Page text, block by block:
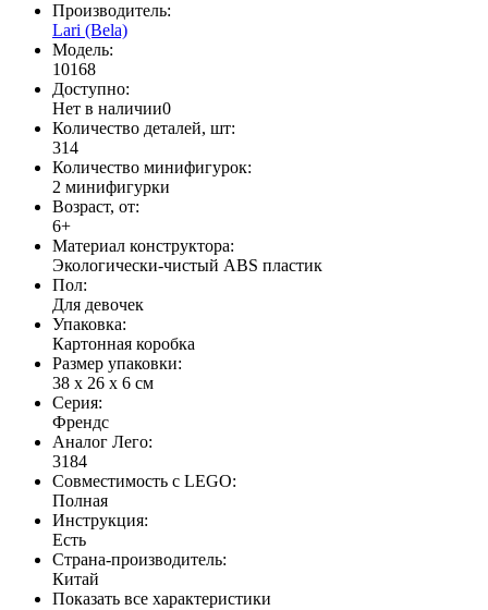
Производитель:
Lari (Bela)
Модель:
10168
Доступно:
Нет в наличии0
Количество деталей, шт:
314
Количество минифигурок:
2 минифигурки
Возраст, от:
6+
Материал конструктора:
Экологически-чистый ABS пластик
Пол:
Для девочек
Упаковка:
Картонная коробка
Размер упаковки:
38 х 26 х 6 см
Серия:
Френдс
Аналог Лего:
3184
Совместимость с LEGO:
Полная
Инструкция:
Есть
Страна-производитель:
Китай
Показать все характеристики